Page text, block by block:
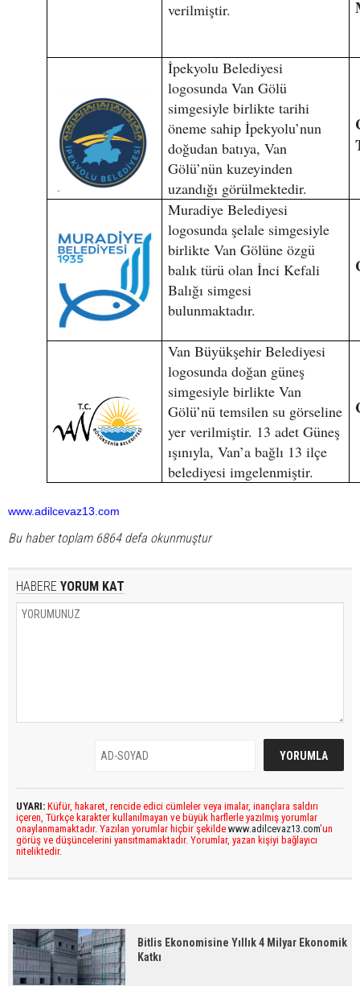
verilmiştir.
İpekyolu Belediyesi
logosunda Van Gölü
simgesiyle birlikte tarihi
öneme sahip İpekyolu’nun
doğudan batıya, Van
Gölü’nün kuzeyinden
uzandığı görülmektedir.
Muradiye Belediyesi
logosunda şelale simgesiyle
birlikte Van Gölüne özgü
balık türü olan İnci Kefali
Balığı simgesi
bulunmaktadır.
Van Büyükşehir Belediyesi
logosunda doğan güneş
simgesiyle birlikte Van
Gölü’nü temsilen su görseline
yer verilmiştir. 13 adet Güneş
ışınıyla, Van’a bağlı 13 ilçe
belediyesi imgelenmiştir.
www.adilcevaz13.com
Bu haber toplam 6864 defa okunmuştur
HABERE YORUM KAT
UYARI: Küfür, hakaret, rencide edici cümleler veya imalar, inançlara saldırı
içeren, Türkçe karakter kullanılmayan ve büyük harflerle yazılmış yorumlar
onaylanmamaktadır. Yazılan yorumlar hiçbir şekilde www.adilcevaz13.com’un
görüş ve düşüncelerini yansıtmamaktadır. Yorumlar, yazan kişiyi bağlayıcı
niteliktedir.
Bitlis Ekonomisine Yıllık 4 Milyar Ekonomik
Katkı